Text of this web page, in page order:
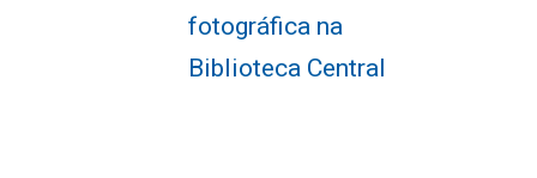
fotográfica na
Biblioteca Central